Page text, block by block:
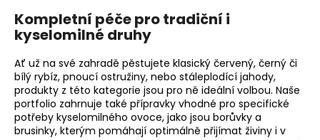
Kompletní péče pro tradiční i
kyselomilné druhy
Ať už na své zahradě pěstujete klasický červený, černý či
bílý rybíz, pnoucí ostružiny, nebo stáleplodící jahody,
produkty z této kategorie jsou pro ně ideální volbou. Naše
portfolio zahrnuje také přípravky vhodné pro specifické
potřeby kyselomilného ovoce, jako jsou borůvky a
brusinky, kterým pomáhají optimálně přijímat živiny i v